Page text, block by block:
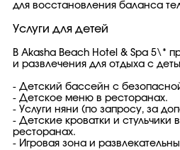
для восстановления баланса
Услуги для детей
В Akasha Beach Hotel & Spa 5\*
и развлечения для отдыха с
- Детский бассейн с
- Детское меню в ресторанах.
- Услуги няни (по запросу, за
- Детские кроватки и стульчики
ресторанах.
- Игровая зона и